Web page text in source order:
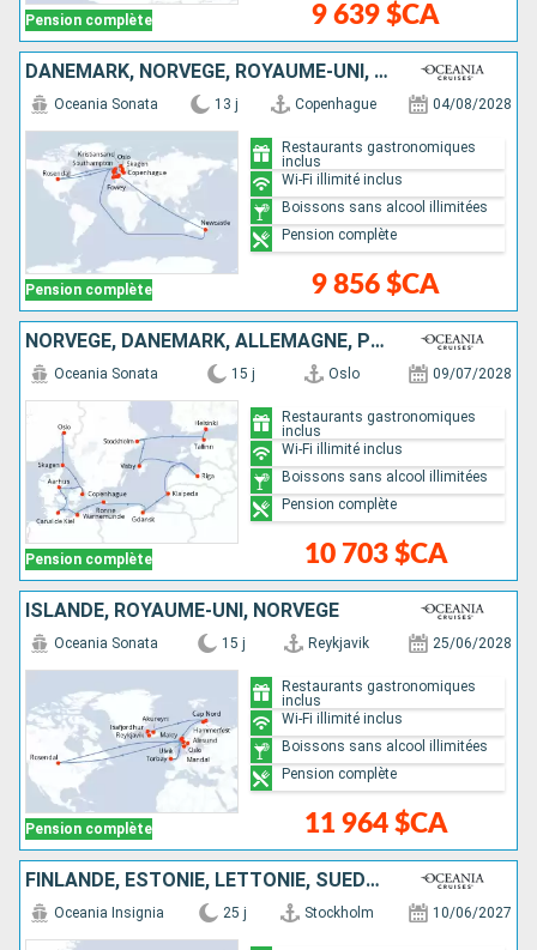
Pension complète 9 639 $CA
DANEMARK, NORVÈGE, ROYAUME-UNI, AUSTRALIE, PAYS-BAS, BELGIQUE
Pension complète
Oceania Sonata 13 j Copenhague 04/08/2028
9 856 $CA
Restaurants gastronomiques
inclus
Wi-Fi illimité inclus
Boissons sans alcool illimitées
Pension complète
NORVÈGE, DANEMARK, ALLEMAGNE, POLOGNE, LITUANIE, LETTONIE, SUÈDE, ESTONIE, FINLANDE
Pension complète
Oceania Sonata 15 j Oslo 09/07/2028
10 703 $CA
Restaurants gastronomiques
inclus
Wi-Fi illimité inclus
Boissons sans alcool illimitées
Pension complète
ISLANDE, ROYAUME-UNI, NORVÈGE
Pension complète
Oceania Sonata 15 j Reykjavik 25/06/2028
11 964 $CA
Restaurants gastronomiques
inclus
Wi-Fi illimité inclus
Boissons sans alcool illimitées
Pension complète
FINLANDE, ESTONIE, LETTONIE, SUÈDE, POLOGNE, ALLEMAGNE, DANEMARK, NORVÈGE, ROYAUME-UNI, ISLANDE
Oceania Insignia 25 j Stockholm 10/06/2027